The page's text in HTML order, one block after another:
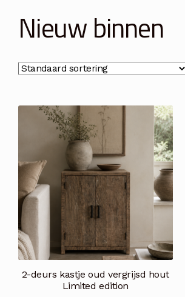
Nieuw binnen
2-deurs kastje oud vergrijsd hout
Limited edition